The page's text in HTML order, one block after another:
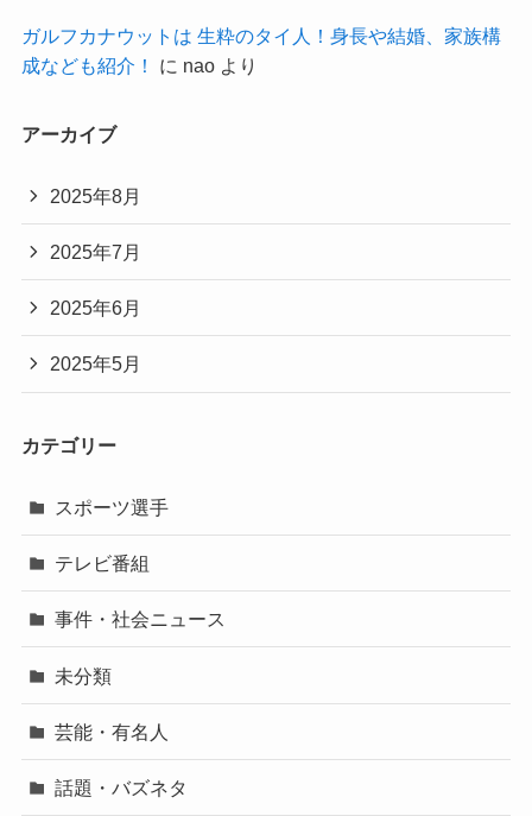
ガルフカナウットは 生粋のタイ人！身長や結婚、家族構
成なども紹介！
に naoより
アーカイブ
2025年8月
2025年7月
2025年6月
2025年5月
カテゴリー
スポーツ選手
テレビ番組
事件・社会ニュース
未分類
芸能・有名人
話題・バズネタ